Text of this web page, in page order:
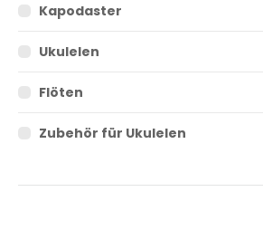
Kapodaster
Ukulelen
Flöten
Zubehör für Ukulelen